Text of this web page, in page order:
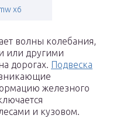
x6
волны колебания,
или другими
дорогах. Подвеска
железного
и кузовом.